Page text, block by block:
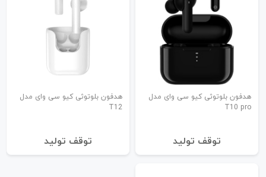
هدفون بلوتوثی کیو سی وای مدل
T10 pro
توقف تولید
هدفون بلوتوثی کیو سی وای مدل
T12
توقف تولید